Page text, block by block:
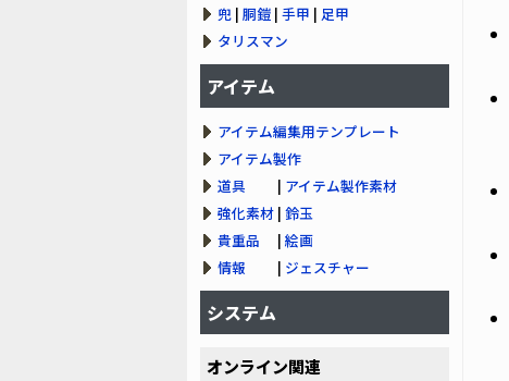
兜 | 胴鎧 | 手甲 | 足甲
タリスマン
アイテム
アイテム編集用テンプレート
アイテム製作
道具 | アイテム製作素材
強化素材 | 鈴玉
貴重品 | 絵画
情報 | ジェスチャー
システム
オンライン関連